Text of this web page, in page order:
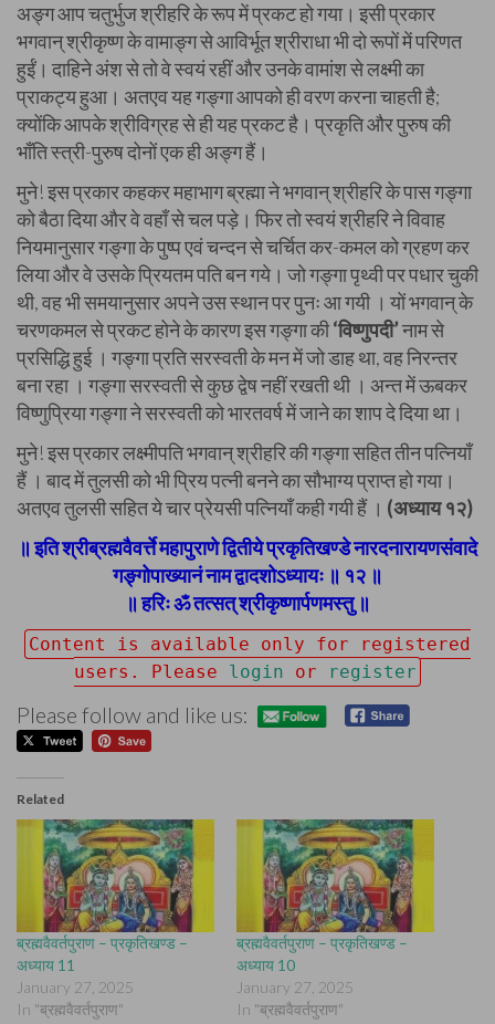
अङ्ग आप चतुर्भुज श्रीहरि के रूप में प्रकट हो गया। इसी प्रकार
भगवान् श्रीकृष्ण के वामाङ्ग से आविर्भूत श्रीराधा भी दो रूपों में परिणत
हुईं। दाहिने अंश से तो वे स्वयं रहीं और उनके वामांश से लक्ष्मी का
प्राकट्य हुआ। अतएव यह गङ्गा आपको ही वरण करना चाहती है;
क्योंकि आपके श्रीविग्रह से ही यह प्रकट है। प्रकृति और पुरुष की
भाँति स्त्री-पुरुष दोनों एक ही अङ्ग हैं।
मुने! इस प्रकार कहकर महाभाग ब्रह्मा ने भगवान् श्रीहरि के पास गङ्गा
को बैठा दिया और वे वहाँ से चल पड़े। फिर तो स्वयं श्रीहरि ने विवाह
नियमानुसार गङ्गा के पुष्प एवं चन्दन से चर्चित कर-कमल को ग्रहण कर
लिया और वे उसके प्रियतम पति बन गये। जो गङ्गा पृथ्वी पर पधार चुकी
थी, वह भी समयानुसार अपने उस स्थान पर पुनः आ गयी । यों भगवान्‌ के
चरणकमल से प्रकट होने के कारण इस गङ्गा की‘विष्णुपदी’नाम से
प्रसिद्धि हुई । गङ्गा प्रति सरस्वती के मन में जो डाह था, वह निरन्तर
बना रहा । गङ्गा सरस्वती से कुछ द्वेष नहीं रखती थी । अन्त में ऊबकर
विष्णुप्रिया गङ्गा ने सरस्वती को भारतवर्ष में जाने का शाप दे दिया था।
मुने! इस प्रकार लक्ष्मीपति भगवान् श्रीहरि की गङ्गा सहित तीन पत्नियाँ
हैं । बाद में तुलसी को भी प्रिय पत्नी बनने का सौभाग्य प्राप्त हो गया।
अतएव तुलसी सहित ये चार प्रेयसी पत्नियाँ कही गयी हैं । (अध्याय १२)
॥ इति श्रीब्रह्मवैवर्त्ते महापुराणे द्वितीये प्रकृतिखण्डे नारदनारायणसंवादे
गङ्गोपाख्यानं नाम द्वादशोऽध्यायः ॥ १२ ॥
॥ हरिः ॐ तत्सत् श्रीकृष्णार्पणमस्तु ॥
Content is available only for registered
users. Please login or register
Please follow and like us:
Related
ब्रह्मवैवर्तपुराण – प्रकृतिखण्ड –
अध्याय 11
January 27, 2025
In "ब्रह्मवैवर्तपुराण"
ब्रह्मवैवर्तपुराण – प्रकृतिखण्ड –
अध्याय 10
January 27, 2025
In "ब्रह्मवैवर्तपुराण"